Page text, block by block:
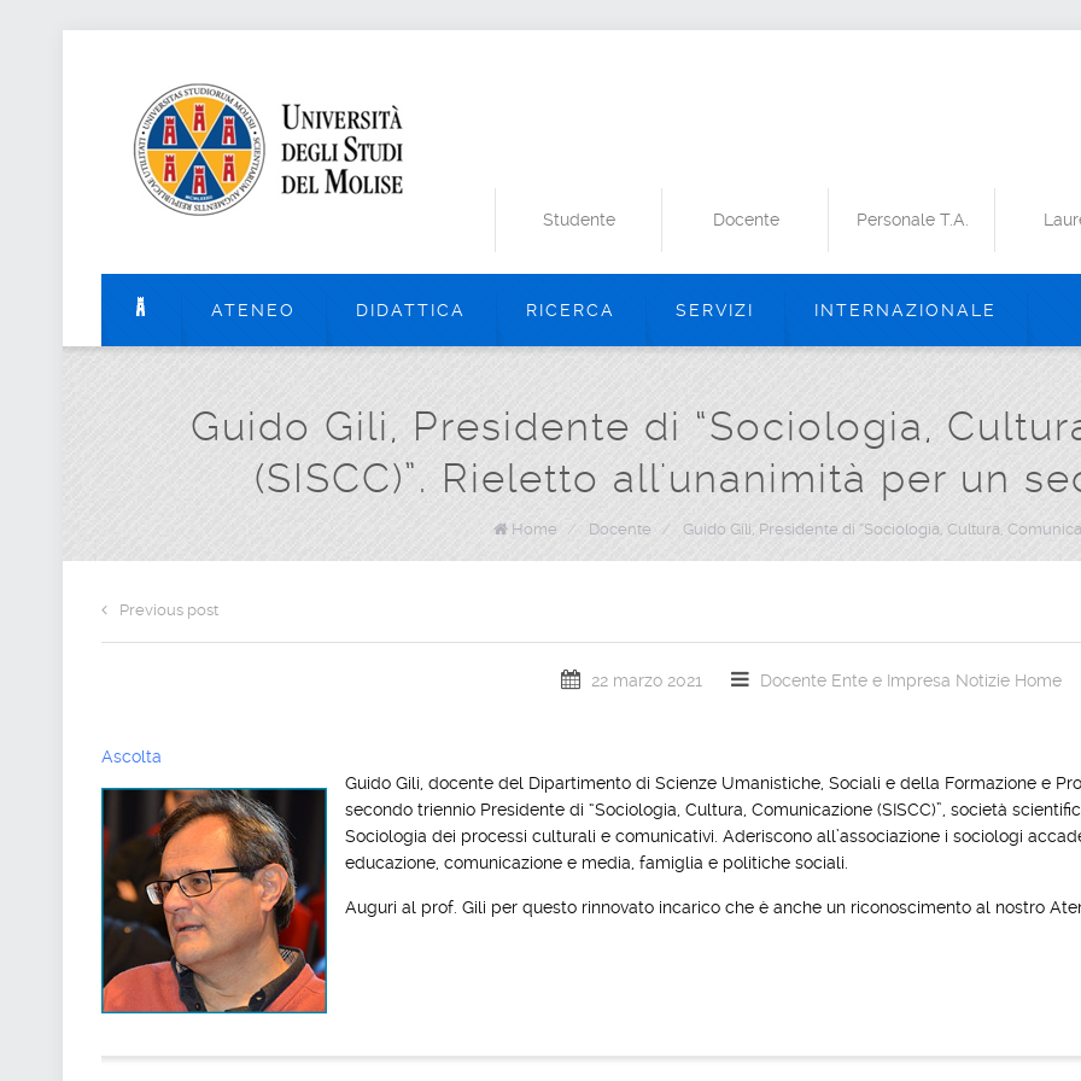
Studente Docente Personale T.A.
ATENEO DIDATTICA RICERCA SERVIZI INTERNAZIONALE
Guido Gili, Presidente di “Sociologia,
(SISCC)”. Rieletto all'unanimità per un
Home / Docente / Guido Gili, Presidente di “Sociologia, Cultura,
Previous post
22 marzo 2021 Docente Ente e Impresa Notizie Home
Ascolta
Guido Gili, docente del Dipartimento di Scienze Umanistiche, Sociali e della Formazione e
secondo triennio Presidente di “Sociologia, Cultura, Comunicazione (SISCC)”, società
Sociologia dei processi culturali e comunicativi. Aderiscono all’associazione i sociologi
educazione, comunicazione e media, famiglia e politiche sociali.
Auguri al prof. Gili per questo rinnovato incarico che è anche un riconoscimento al nostro